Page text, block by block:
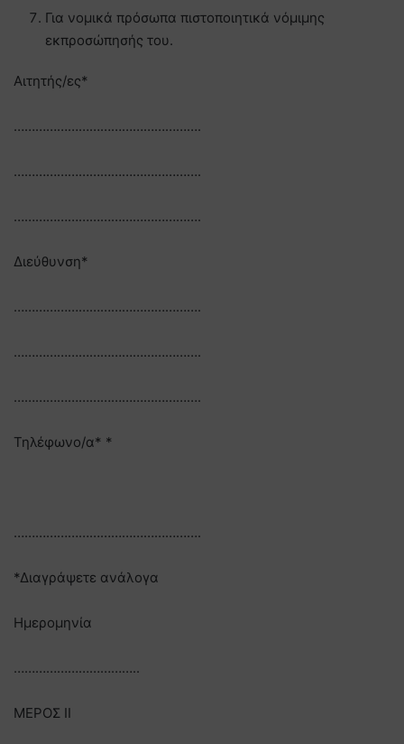
Για νομικά πρόσωπα πιστοποιητικά νόμιμης
εκπροσώπησής του.
Αιτητής/ες*
…………………………………………….
…………………………………………….
…………………………………………….
Διεύθυνση*
…………………………………………….
…………………………………………….
…………………………………………….
Τηλέφωνο/α* *
…………………………………………….
*Διαγράψετε ανάλογα
Ημερομηνία
……………………………..
ΜΕΡΟΣ II